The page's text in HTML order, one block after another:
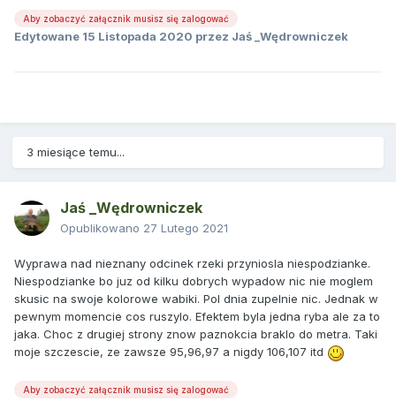
Aby zobaczyć załącznik musisz się zalogować
Edytowane 15 Listopada 2020 przez Jaś _Wędrowniczek
3 miesiące temu...
Jaś _Wędrowniczek
Opublikowano 27 Lutego 2021
Wyprawa nad nieznany odcinek rzeki przyniosla niespodzianke.
Niespodzianke bo juz od kilku dobrych wypadow nic nie moglem
skusic na swoje kolorowe wabiki. Pol dnia zupelnie nic. Jednak w
pewnym momencie cos ruszylo. Efektem byla jedna ryba ale za to
jaka. Choc z drugiej strony znow paznokcia braklo do metra. Taki
moje szczescie, ze zawsze 95,96,97 a nigdy 106,107 itd
Aby zobaczyć załącznik musisz się zalogować